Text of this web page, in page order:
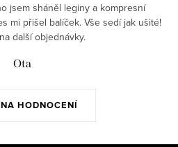
HODNOCENÍ
jsem sháněl leginy a kompresní
mi přišel balíček. Vše sedí jak ušité!
další objednávky.
Ota